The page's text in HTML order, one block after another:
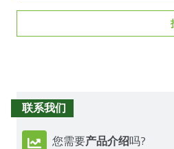
联系我们
您需要产品介绍吗?